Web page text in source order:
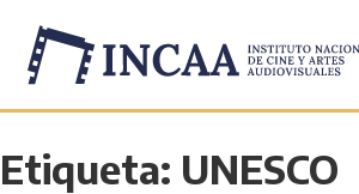
Etiqueta: UNESCO